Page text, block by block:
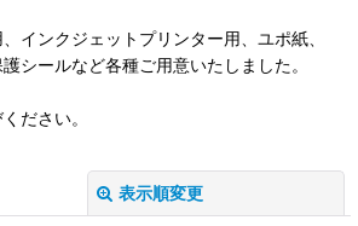
インクジェットプリンター用、ユポ紙、
シールなど各種ご用意いたしました。
ださい。
表示順変更